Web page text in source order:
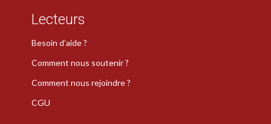
Lecteurs
Besoin d’aide ?
Comment nous soutenir ?
Comment nous rejoindre ?
CGU